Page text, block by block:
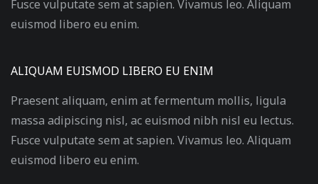
Fusce vulputate sem at sapien. Vivamus leo. Aliquam
euismod libero eu enim.
ALIQUAM EUISMOD LIBERO EU ENIM
Praesent aliquam, enim at fermentum mollis, ligula
massa adipiscing nisl, ac euismod nibh nisl eu lectus.
Fusce vulputate sem at sapien. Vivamus leo. Aliquam
euismod libero eu enim.